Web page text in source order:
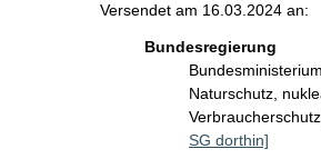
Versendet am 16.03.2024 an:
Bundesregierung
Naturschutz,
SG dorthin]